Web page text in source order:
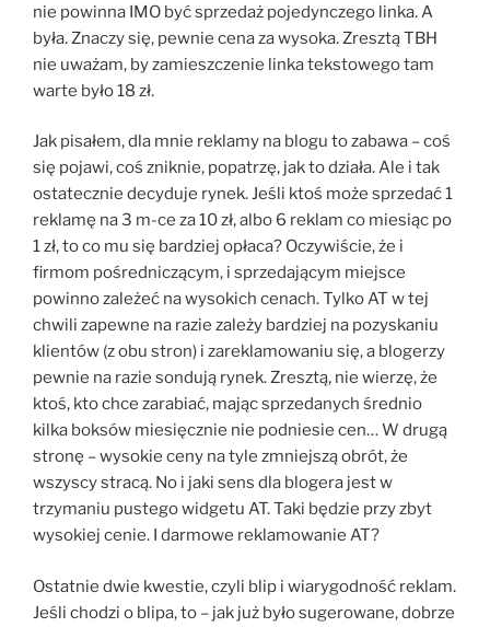
nie powinna IMO być sprzedaż pojedynczego linka. A
była. Znaczy się, pewnie cena za wysoka. Zresztą TBH
nie uważam, by zamieszczenie linka tekstowego tam
warte było 18 zł.
Jak pisałem, dla mnie reklamy na blogu to zabawa – coś
się pojawi, coś zniknie, popatrzę, jak to działa. Ale i tak
ostatecznie decyduje rynek. Jeśli ktoś może sprzedać 1
reklamę na 3 m-ce za 10 zł, albo 6 reklam co miesiąc po
1 zł, to co mu się bardziej opłaca? Oczywiście, że i
firmom pośredniczącym, i sprzedającym miejsce
powinno zależeć na wysokich cenach. Tylko AT w tej
chwili zapewne na razie zależy bardziej na pozyskaniu
klientów (z obu stron) i zareklamowaniu się, a blogerzy
pewnie na razie sondują rynek. Zresztą, nie wierzę, że
ktoś, kto chce zarabiać, mając sprzedanych średnio
kilka boksów miesięcznie nie podniesie cen… W drugą
stronę – wysokie ceny na tyle zmniejszą obrót, że
wszyscy stracą. No i jaki sens dla blogera jest w
trzymaniu pustego widgetu AT. Taki będzie przy zbyt
wysokiej cenie. I darmowe reklamowanie AT?
Ostatnie dwie kwestie, czyli blip i wiarygodność reklam.
Jeśli chodzi o blipa, to – jak już było sugerowane, dobrze